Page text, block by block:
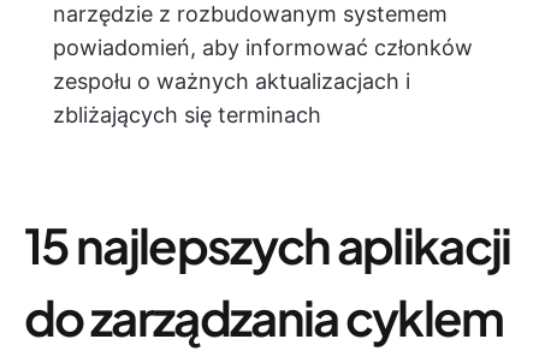
narzędzie z rozbudowanym systemem
powiadomień, aby informować członków
zespołu o ważnych aktualizacjach i
zbliżających się terminach
15 najlepszych aplikacji
do zarządzania cyklem